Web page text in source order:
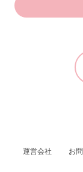
運営会社 お